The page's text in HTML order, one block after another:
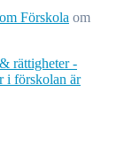
Förskola om
rättigheter -
i förskolan är